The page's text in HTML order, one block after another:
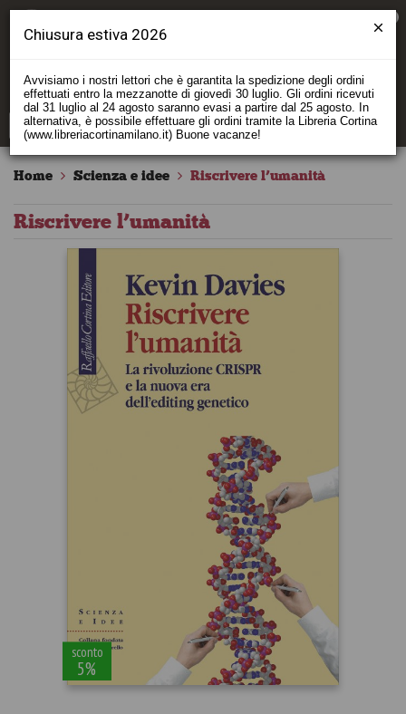
Home Scienza e idee Riscrivere l’umanità
Riscrivere l’umanità
sconto
5%
Chiusura estiva 2026
Avvisiamo i nostri lettori che è garantita la spedizione degli ordini
effettuati entro la mezzanotte di giovedì 30 luglio. Gli ordini ricevuti
dal 31 luglio al 24 agosto saranno evasi a partire dal 25 agosto. In
alternativa, è possibile effettuare gli ordini tramite la Libreria Cortina
(www.libreriacortinamilano.it) Buone vacanze!